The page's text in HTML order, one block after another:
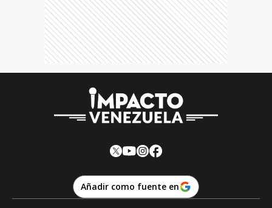
Añadir como fuente en